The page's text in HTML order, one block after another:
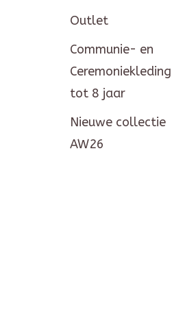
Outlet
Communie- en
Ceremoniekleding
tot 8 jaar
Nieuwe collectie
AW26